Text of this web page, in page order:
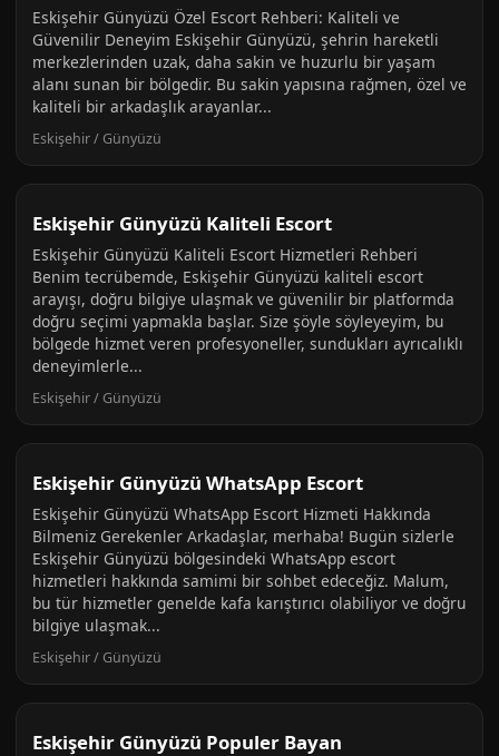
Eskişehir Günyüzü Özel Escort Rehberi: Kaliteli ve
Güvenilir Deneyim Eskişehir Günyüzü, şehrin hareketli
merkezlerinden uzak, daha sakin ve huzurlu bir yaşam
alanı sunan bir bölgedir. Bu sakin yapısına rağmen, özel ve
kaliteli bir arkadaşlık arayanlar...
Eskişehir / Günyüzü
Eskişehir Günyüzü Kaliteli Escort
Eskişehir Günyüzü Kaliteli Escort Hizmetleri Rehberi
Benim tecrübemde, Eskişehir Günyüzü kaliteli escort
arayışı, doğru bilgiye ulaşmak ve güvenilir bir platformda
doğru seçimi yapmakla başlar. Size şöyle söyleyeyim, bu
bölgede hizmet veren profesyoneller, sundukları ayrıcalıklı
deneyimlerle...
Eskişehir / Günyüzü
Eskişehir Günyüzü WhatsApp Escort
Eskişehir Günyüzü WhatsApp Escort Hizmeti Hakkında
Bilmeniz Gerekenler Arkadaşlar, merhaba! Bugün sizlerle
Eskişehir Günyüzü bölgesindeki WhatsApp escort
hizmetleri hakkında samimi bir sohbet edeceğiz. Malum,
bu tür hizmetler genelde kafa karıştırıcı olabiliyor ve doğru
bilgiye ulaşmak...
Eskişehir / Günyüzü
Eskişehir Günyüzü Populer Bayan